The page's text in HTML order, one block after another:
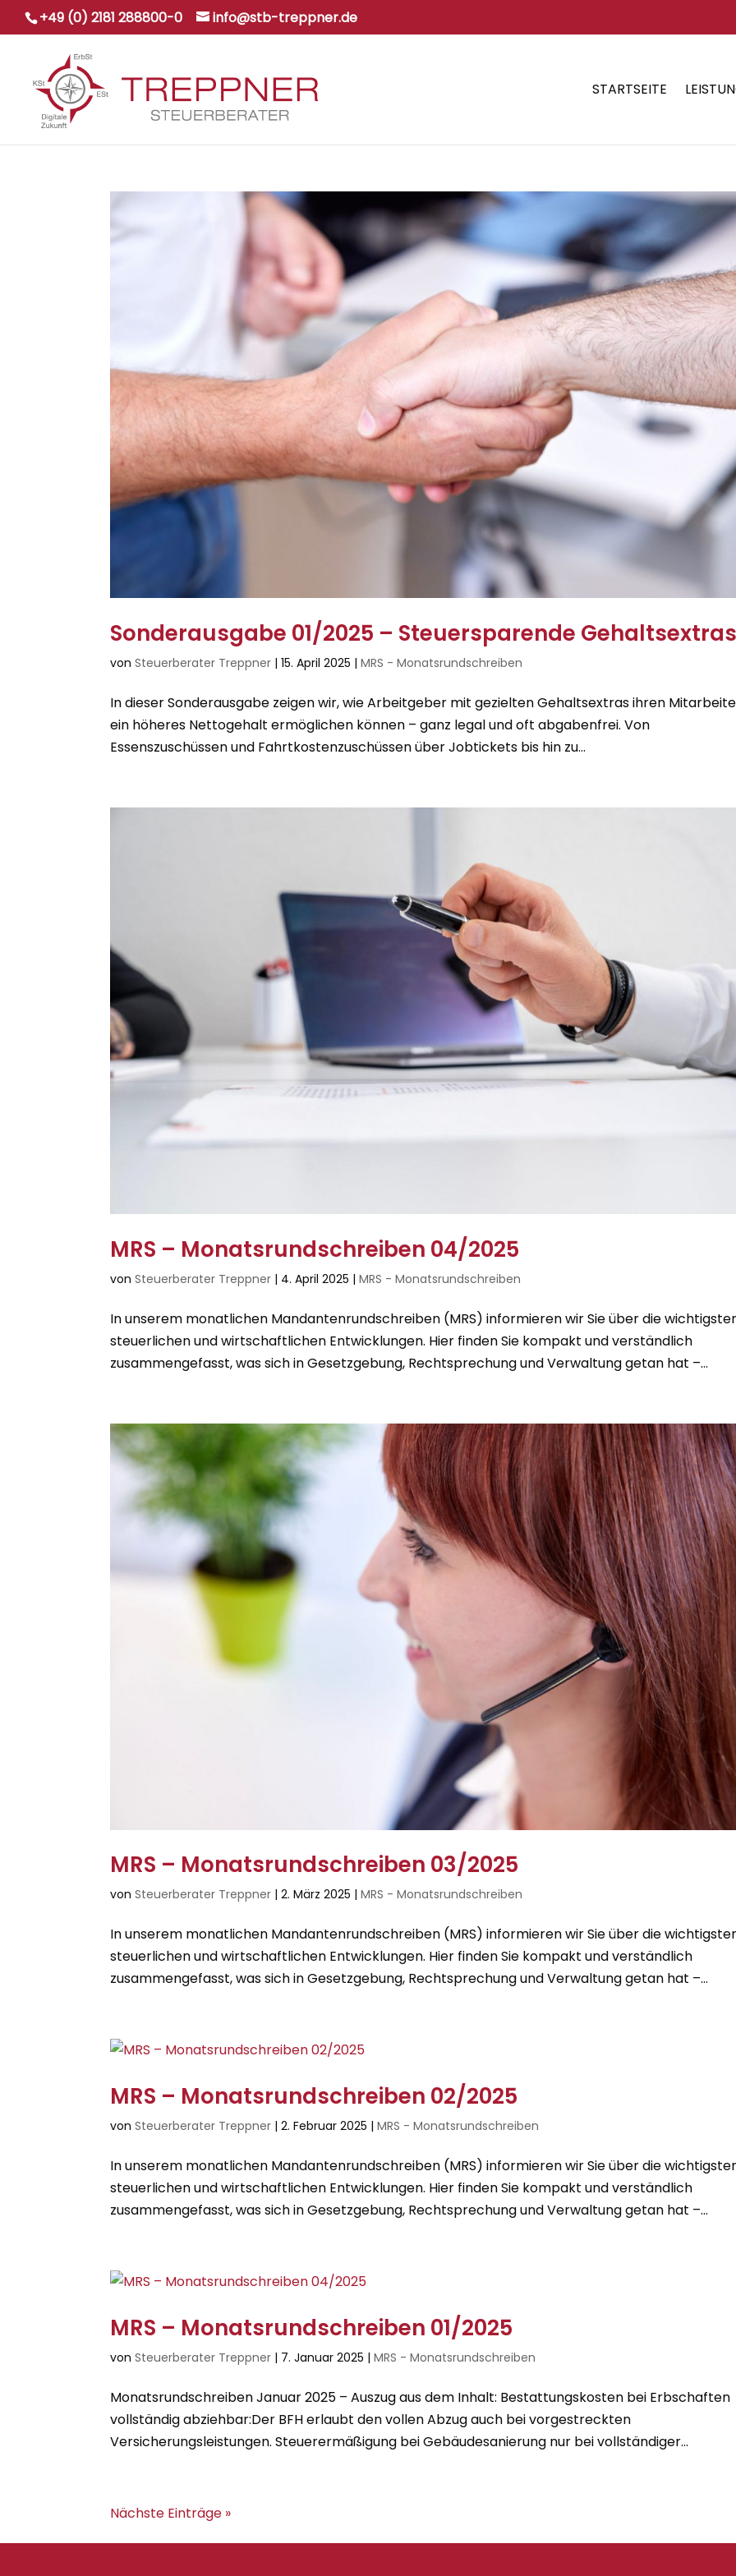
+49 (0) 2181 288800-0 info@stb-treppner.de
STARTSEITE
Sonderausgabe 01/2025 – Steuersparende
vonSteuerberater Treppner |15. April 2025 |MRS - Monatsrundschreiben
In dieser Sonderausgabe zeigen wir, wie Arbeitgeber mit gezielten Gehaltsextras ihren
ein höheres Nettogehalt ermöglichen können – ganz legal und oft abgabenfrei. Von
Essenszuschüssen und Fahrtkostenzuschüssen über Jobtickets bis hin zu...
MRS – Monatsrundschreiben 04/2025
vonSteuerberater Treppner | 4. April 2025 |MRS - Monatsrundschreiben
In unserem monatlichen Mandantenrundschreiben (MRS) informieren wir Sie über die
steuerlichen und wirtschaftlichen Entwicklungen. Hier finden Sie kompakt und verständlich
zusammengefasst, was sich in Gesetzgebung, Rechtsprechung und Verwaltung getan hat –...
MRS – Monatsrundschreiben 03/2025
vonSteuerberater Treppner |2. März 2025 |MRS - Monatsrundschreiben
In unserem monatlichen Mandantenrundschreiben (MRS) informieren wir Sie über die
steuerlichen und wirtschaftlichen Entwicklungen. Hier finden Sie kompakt und verständlich
zusammengefasst, was sich in Gesetzgebung, Rechtsprechung und Verwaltung getan hat –...
MRS – Monatsrundschreiben 02/2025
vonSteuerberater Treppner |2. Februar 2025 |MRS - Monatsrundschreiben
In unserem monatlichen Mandantenrundschreiben (MRS) informieren wir Sie über die
steuerlichen und wirtschaftlichen Entwicklungen. Hier finden Sie kompakt und verständlich
zusammengefasst, was sich in Gesetzgebung, Rechtsprechung und Verwaltung getan hat –...
MRS – Monatsrundschreiben 01/2025
vonSteuerberater Treppner | 7. Januar 2025 |MRS - Monatsrundschreiben
Monatsrundschreiben Januar 2025 – Auszug aus dem Inhalt: Bestattungskosten bei Erbschaften
vollständig abziehbar:Der BFH erlaubt den vollen Abzug auch bei vorgestreckten
Versicherungsleistungen. Steuerermäßigung bei Gebäudesanierung nur bei vollständiger...
Nächste Einträge »